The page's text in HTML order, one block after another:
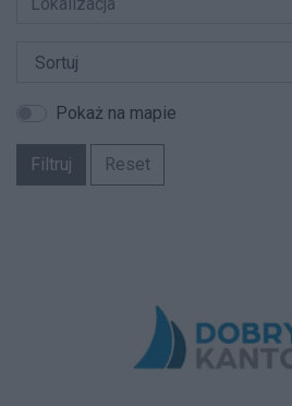
Pokaż na mapie
Filtruj Reset